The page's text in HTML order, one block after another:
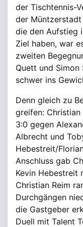
der Tischtennis-
der
die den Aufstieg
Ziel haben, war
zweiten
Quett und
schwer ins
Denn gleich zu
greifen:
3:0 gegen
Albrecht und
Hebestreit/
Anschluss gab
Kevin Hebestreit
Christian Reim
Durchgängen
die Gastgeber
Duell mit Talent